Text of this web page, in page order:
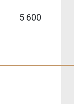
5 600